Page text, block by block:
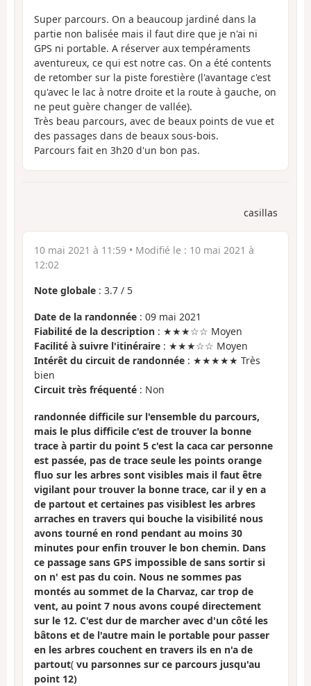
Super parcours. On a beaucoup jardiné dans la
partie non balisée mais il faut dire que je n'ai ni
GPS ni portable. A réserver aux tempéraments
aventureux, ce qui est notre cas. On a été contents
de retomber sur la piste forestière (l'avantage c'est
qu'avec le lac à notre droite et la route à gauche, on
ne peut guère changer de vallée).
Très beau parcours, avec de beaux points de vue et
des passages dans de beaux sous-bois.
Parcours fait en 3h20 d'un bon pas.
casillas
10 mai 2021 à 11:59 • Modifié le : 10 mai 2021 à
12:02
Note globale : 3.7 / 5
Date de la randonnée : 09 mai 2021
Fiabilité de la description : ★★★☆☆ Moyen
Facilité à suivre l'itinéraire : ★★★☆☆ Moyen
Intérêt du circuit de randonnée : ★★★★★ Très
bien
Circuit très fréquenté : Non
randonnée difficile sur l'ensemble du parcours,
mais le plus difficile c'est de trouver la bonne
trace à partir du point 5 c'est la caca car personne
est passée, pas de trace seule les points orange
fluo sur les arbres sont visibles mais il faut être
vigilant pour trouver la bonne trace, car il y en a
de partout et certaines pas visiblest les arbres
arraches en travers qui bouche la visibilité nous
avons tourné en rond pendant au moins 30
minutes pour enfin trouver le bon chemin. Dans
ce passage sans GPS impossible de sans sortir si
on n' est pas du coin. Nous ne sommes pas
montés au sommet de la Charvaz, car trop de
vent, au point 7 nous avons coupé directement
sur le 12. C'est dur de marcher avec d'un côté les
bâtons et de l'autre main le portable pour passer
en les arbres couchent en travers ils en n'a de
partout( vu parsonnes sur ce parcours jusqu'au
point 12)